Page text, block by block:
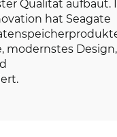
Qualität aufbaut.
hat Seagate
modernstes Design,